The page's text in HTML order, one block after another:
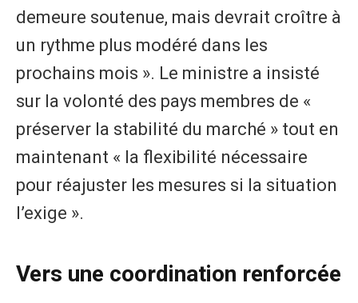
demeure soutenue, mais devrait croître à
un rythme plus modéré dans les
prochains mois ». Le ministre a insisté
sur la volonté des pays membres de «
préserver la stabilité du marché » tout en
maintenant « la flexibilité nécessaire
pour réajuster les mesures si la situation
l’exige ».
Vers une coordination renforcée